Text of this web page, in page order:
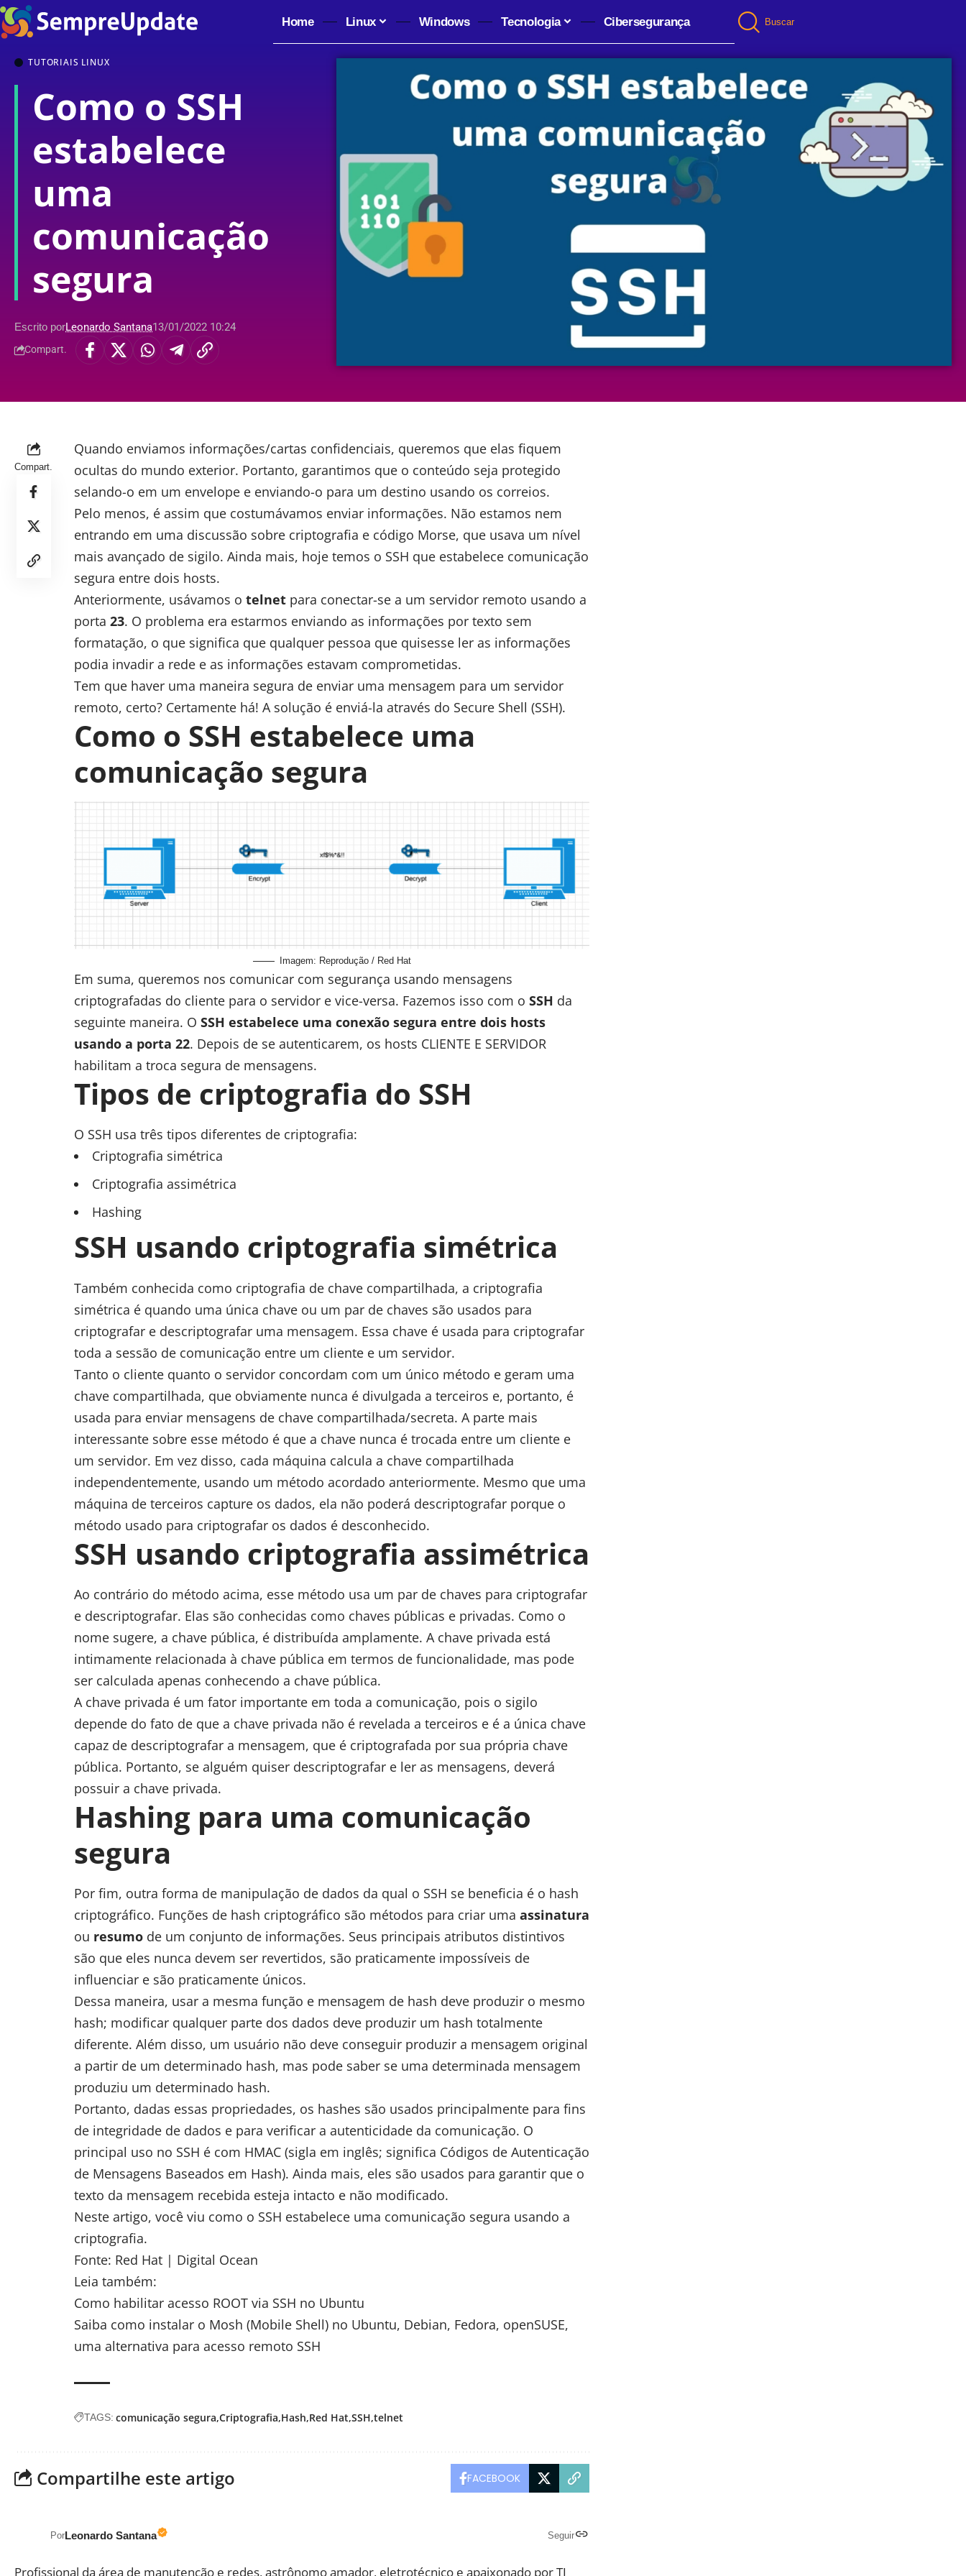
Home Linux Windows Tecnologia Cibersegurança Buscar
TUTORIAIS LINUX
Como o SSH
estabelece
uma
comunicação
segura
Escrito porLeonardo Santana13/01/2022 10:24
Compart.
Compart.
Quando enviamos informações/cartas confidenciais, queremos que elas fiquem
ocultas do mundo exterior. Portanto, garantimos que o conteúdo seja protegido
selando-o em um envelope e enviando-o para um destino usando os correios.
Pelo menos, é assim que costumávamos enviar informações. Não estamos nem
entrando em uma discussão sobre criptografia e código Morse, que usava um nível
mais avançado de sigilo. Ainda mais, hoje temos o SSH que estabelece comunicação
segura entre dois hosts.
Anteriormente, usávamos o telnet para conectar-se a um servidor remoto usando a
porta 23. O problema era estarmos enviando as informações por texto sem
formatação, o que significa que qualquer pessoa que quisesse ler as informações
podia invadir a rede e as informações estavam comprometidas.
Tem que haver uma maneira segura de enviar uma mensagem para um servidor
remoto, certo? Certamente há! A solução é enviá-la através do Secure Shell (SSH).
Como o SSH estabelece uma
comunicação segura
Imagem: Reprodução / Red Hat
Em suma, queremos nos comunicar com segurança usando mensagens
criptografadas do cliente para o servidor e vice-versa. Fazemos isso com o SSH da
seguinte maneira. O SSH estabelece uma conexão segura entre dois hosts
usando a porta 22. Depois de se autenticarem, os hosts CLIENTE E SERVIDOR
habilitam a troca segura de mensagens.
Tipos de criptografia do SSH
O SSH usa três tipos diferentes de criptografia:
Criptografia simétrica
Criptografia assimétrica
Hashing
SSH usando criptografia simétrica
Também conhecida como criptografia de chave compartilhada, a criptografia
simétrica é quando uma única chave ou um par de chaves são usados para
criptografar e descriptografar uma mensagem. Essa chave é usada para criptografar
toda a sessão de comunicação entre um cliente e um servidor.
Tanto o cliente quanto o servidor concordam com um único método e geram uma
chave compartilhada, que obviamente nunca é divulgada a terceiros e, portanto, é
usada para enviar mensagens de chave compartilhada/secreta. A parte mais
interessante sobre esse método é que a chave nunca é trocada entre um cliente e
um servidor. Em vez disso, cada máquina calcula a chave compartilhada
independentemente, usando um método acordado anteriormente. Mesmo que uma
máquina de terceiros capture os dados, ela não poderá descriptografar porque o
método usado para criptografar os dados é desconhecido.
SSH usando criptografia assimétrica
Ao contrário do método acima, esse método usa um par de chaves para criptografar
e descriptografar. Elas são conhecidas como chaves públicas e privadas. Como o
nome sugere, a chave pública, é distribuída amplamente. A chave privada está
intimamente relacionada à chave pública em termos de funcionalidade, mas pode
ser calculada apenas conhecendo a chave pública.
A chave privada é um fator importante em toda a comunicação, pois o sigilo
depende do fato de que a chave privada não é revelada a terceiros e é a única chave
capaz de descriptografar a mensagem, que é criptografada por sua própria chave
pública. Portanto, se alguém quiser descriptografar e ler as mensagens, deverá
possuir a chave privada.
Hashing para uma comunicação
segura
Por fim, outra forma de manipulação de dados da qual o SSH se beneficia é o hash
criptográfico. Funções de hash criptográfico são métodos para criar uma assinatura
ou resumo de um conjunto de informações. Seus principais atributos distintivos
são que eles nunca devem ser revertidos, são praticamente impossíveis de
influenciar e são praticamente únicos.
Dessa maneira, usar a mesma função e mensagem de hash deve produzir o mesmo
hash; modificar qualquer parte dos dados deve produzir um hash totalmente
diferente. Além disso, um usuário não deve conseguir produzir a mensagem original
a partir de um determinado hash, mas pode saber se uma determinada mensagem
produziu um determinado hash.
Portanto, dadas essas propriedades, os hashes são usados principalmente para fins
de integridade de dados e para verificar a autenticidade da comunicação. O
principal uso no SSH é com HMAC (sigla em inglês; significa Códigos de Autenticação
de Mensagens Baseados em Hash). Ainda mais, eles são usados para garantir que o
texto da mensagem recebida esteja intacto e não modificado.
Neste artigo, você viu como o SSH estabelece uma comunicação segura usando a
criptografia.
Fonte: Red Hat | Digital Ocean
Leia também:
Como habilitar acesso ROOT via SSH no Ubuntu
Saiba como instalar o Mosh (Mobile Shell) no Ubuntu, Debian, Fedora, openSUSE,
uma alternativa para acesso remoto SSH
TAGS: comunicação segura Criptografia Hash Red Hat SSH telnet
Compartilhe este artigo FACEBOOK
PorLeonardo Santana Seguir
Profissional da área de manutenção e redes, astrônomo amador, eletrotécnico e apaixonado por TI